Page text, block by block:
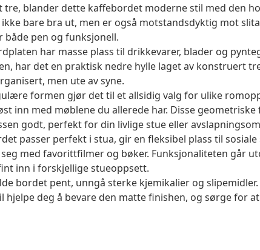
tre, blander dette kaffebordet moderne stil med den
bare bra ut, men er også motstandsdyktig mot
både pen og funksjonell.
har masse plass til drikkevarer, blader og
har det en praktisk nedre hylle laget av konstruert
men ute av syne.
formen gjør det til et allsidig valg for ulike
inn med møblene du allerede har. Disse
godt, perfekt for din livlige stue eller
passer perfekt i stua, gir en fleksibel plass til sosiale
med favorittfilmer og bøker. Funksjonaliteten går
inn i forskjellige stueoppsett.
bordet pent, unngå sterke kjemikalier og slipemidler.
hjelpe deg å bevare den matte finishen, og sørge for